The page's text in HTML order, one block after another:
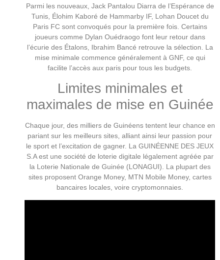
Parmi les nouveaux, Jack Pantalou Diarra de l’Espérance de
Tunis, Élohim Kaboré de Hammarby IF, Lohan Doucet du
Paris FC sont convoqués pour la première fois. Certains
joueurs comme Dylan Ouédraogo font leur retour dans
l’écurie des Étalons, Ibrahim Bancé retrouve la sélection. La
mise minimale commence généralement à GNF, ce qui
facilite l’accès aux paris pour tous les budgets.
Limites minimales et
maximales de mise en Guinée
Chaque jour, des milliers de Guinéens tentent leur chance en
pariant sur les meilleurs sites, alliant ainsi leur passion pour
le sport et l’excitation de gagner. La GUINÉENNE DES JEUX
S.A est une société de loterie digitale légalement agréée par
la Loterie Nationale de Guinée (LONAGUI). La plupart des
sites proposent Orange Money, MTN Mobile Money, cartes
bancaires locales, voire cryptomonnaies.